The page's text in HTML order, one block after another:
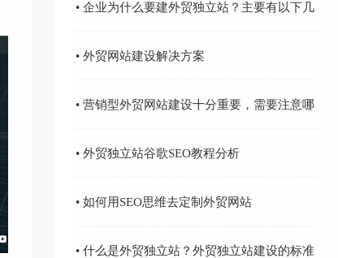
• 企业为什么要建外贸独立站？主要有以下几
方面的重要原因
• 外贸网站建设解决方案
• 营销型外贸网站建设十分重要，需要注意哪
些问题
• 外贸独立站谷歌SEO教程分析
• 如何用SEO思维去定制外贸网站
• 什么是外贸独立站？外贸独立站建设的标准